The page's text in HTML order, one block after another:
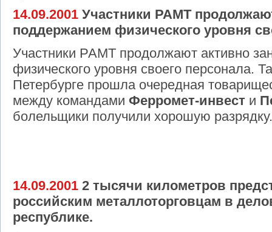
14.09.2001 Участники РАМТ
поддержанием физического уровня
Участники РАМТ продолжают активно
физического уровня своего персонала.
Петербурге прошла очередная
между командами Ферромет-инвест и
болельщики получили хорошую разрядку.
14.09.2001 2 тысячи километров
российским металлоторговцам в
республике.